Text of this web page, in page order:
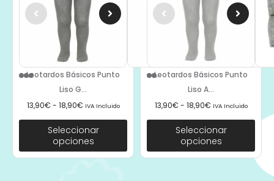
Leotardos Básicos Punto
Liso G...
13,90€ - 18,90€ IVA Incluido
Seleccionar
opciones
Leotardos Básicos Punto
Liso A...
13,90€ - 18,90€ IVA Incluido
Seleccionar
opciones